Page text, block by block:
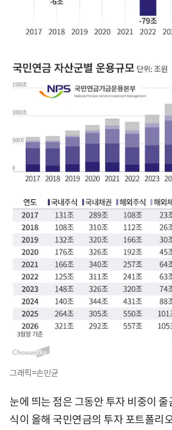
그래픽=손민균
눈에 띄는 점은 그동안 투자 비중이
식이 올해 국민연금의 투자 포트폴리